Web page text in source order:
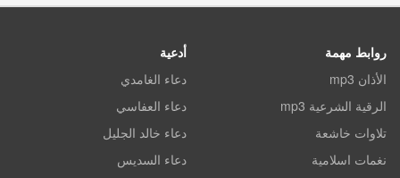
روابط مهمة
الأذان mp3
الرقية الشرعية mp3
تلاوات خاشعة
نغمات اسلامية
أدعية
دعاء الغامدي
دعاء العفاسي
دعاء خالد الجليل
دعاء السديس